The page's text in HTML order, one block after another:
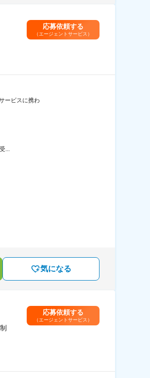
応募依頼する
（エージェントサービス）
ービスに携わ
...
気になる
応募依頼する
（エージェントサービス）